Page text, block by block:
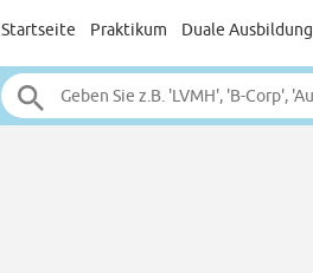
Startseite Praktikum Duale Ausbildung